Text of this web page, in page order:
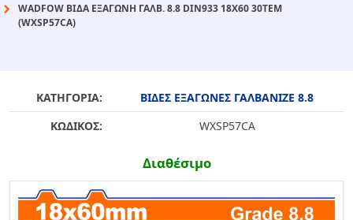
WADFOW ΒΙΔΑ ΕΞΑΓΩΝΗ ΓΑΛΒ. 8.8 DIN933 18X60 30TEM
(WXSP57CA)
ΚΑΤΗΓΟΡΙΑ:
ΒΙΔΕΣ ΕΞΑΓΩΝΕΣ ΓΑΛΒΑΝΙΖΕ 8.8
ΚΩΔΙΚΟΣ:
WXSP57CA
Διαθέσιμο